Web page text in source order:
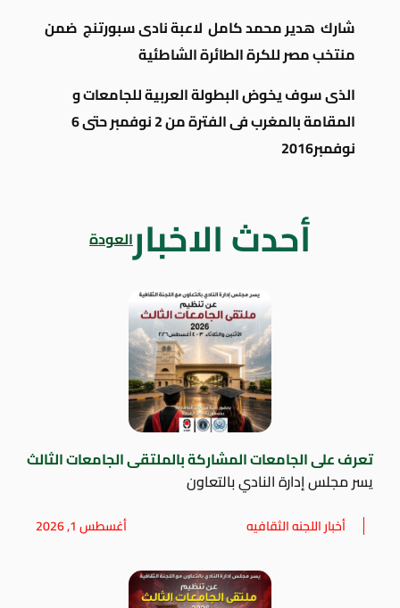
شارك هدير محمد كامل لاعبة نادى سبورتنج ضمن
منتخب مصر للكرة الطائرة الشاطئية
الذى سوف يخوض البطولة العربية للجامعات و
المقامة بالمغرب فى الفترة من 2 نوفمبر حتى 6
نوفمبر2016
أحدث الاخبارالعودة
تعرف على الجامعات المشاركة بالملتقى الجامعات الثالث
يسر مجلس إدارة النادي بالتعاون
أخبار اللجنه الثقافيه أغسطس 1, 2026